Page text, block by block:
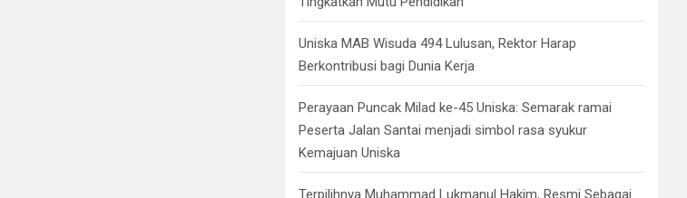
Uniska MAB Wisuda 494 Lulusan, Rektor Harap
Berkontribusi bagi Dunia Kerja
Perayaan Puncak Milad ke-45 Uniska: Semarak ramai
Peserta Jalan Santai menjadi simbol rasa syukur
Kemajuan Uniska
Terpilihnya Muhammad Lukmanul Hakim, Resmi Sebagai